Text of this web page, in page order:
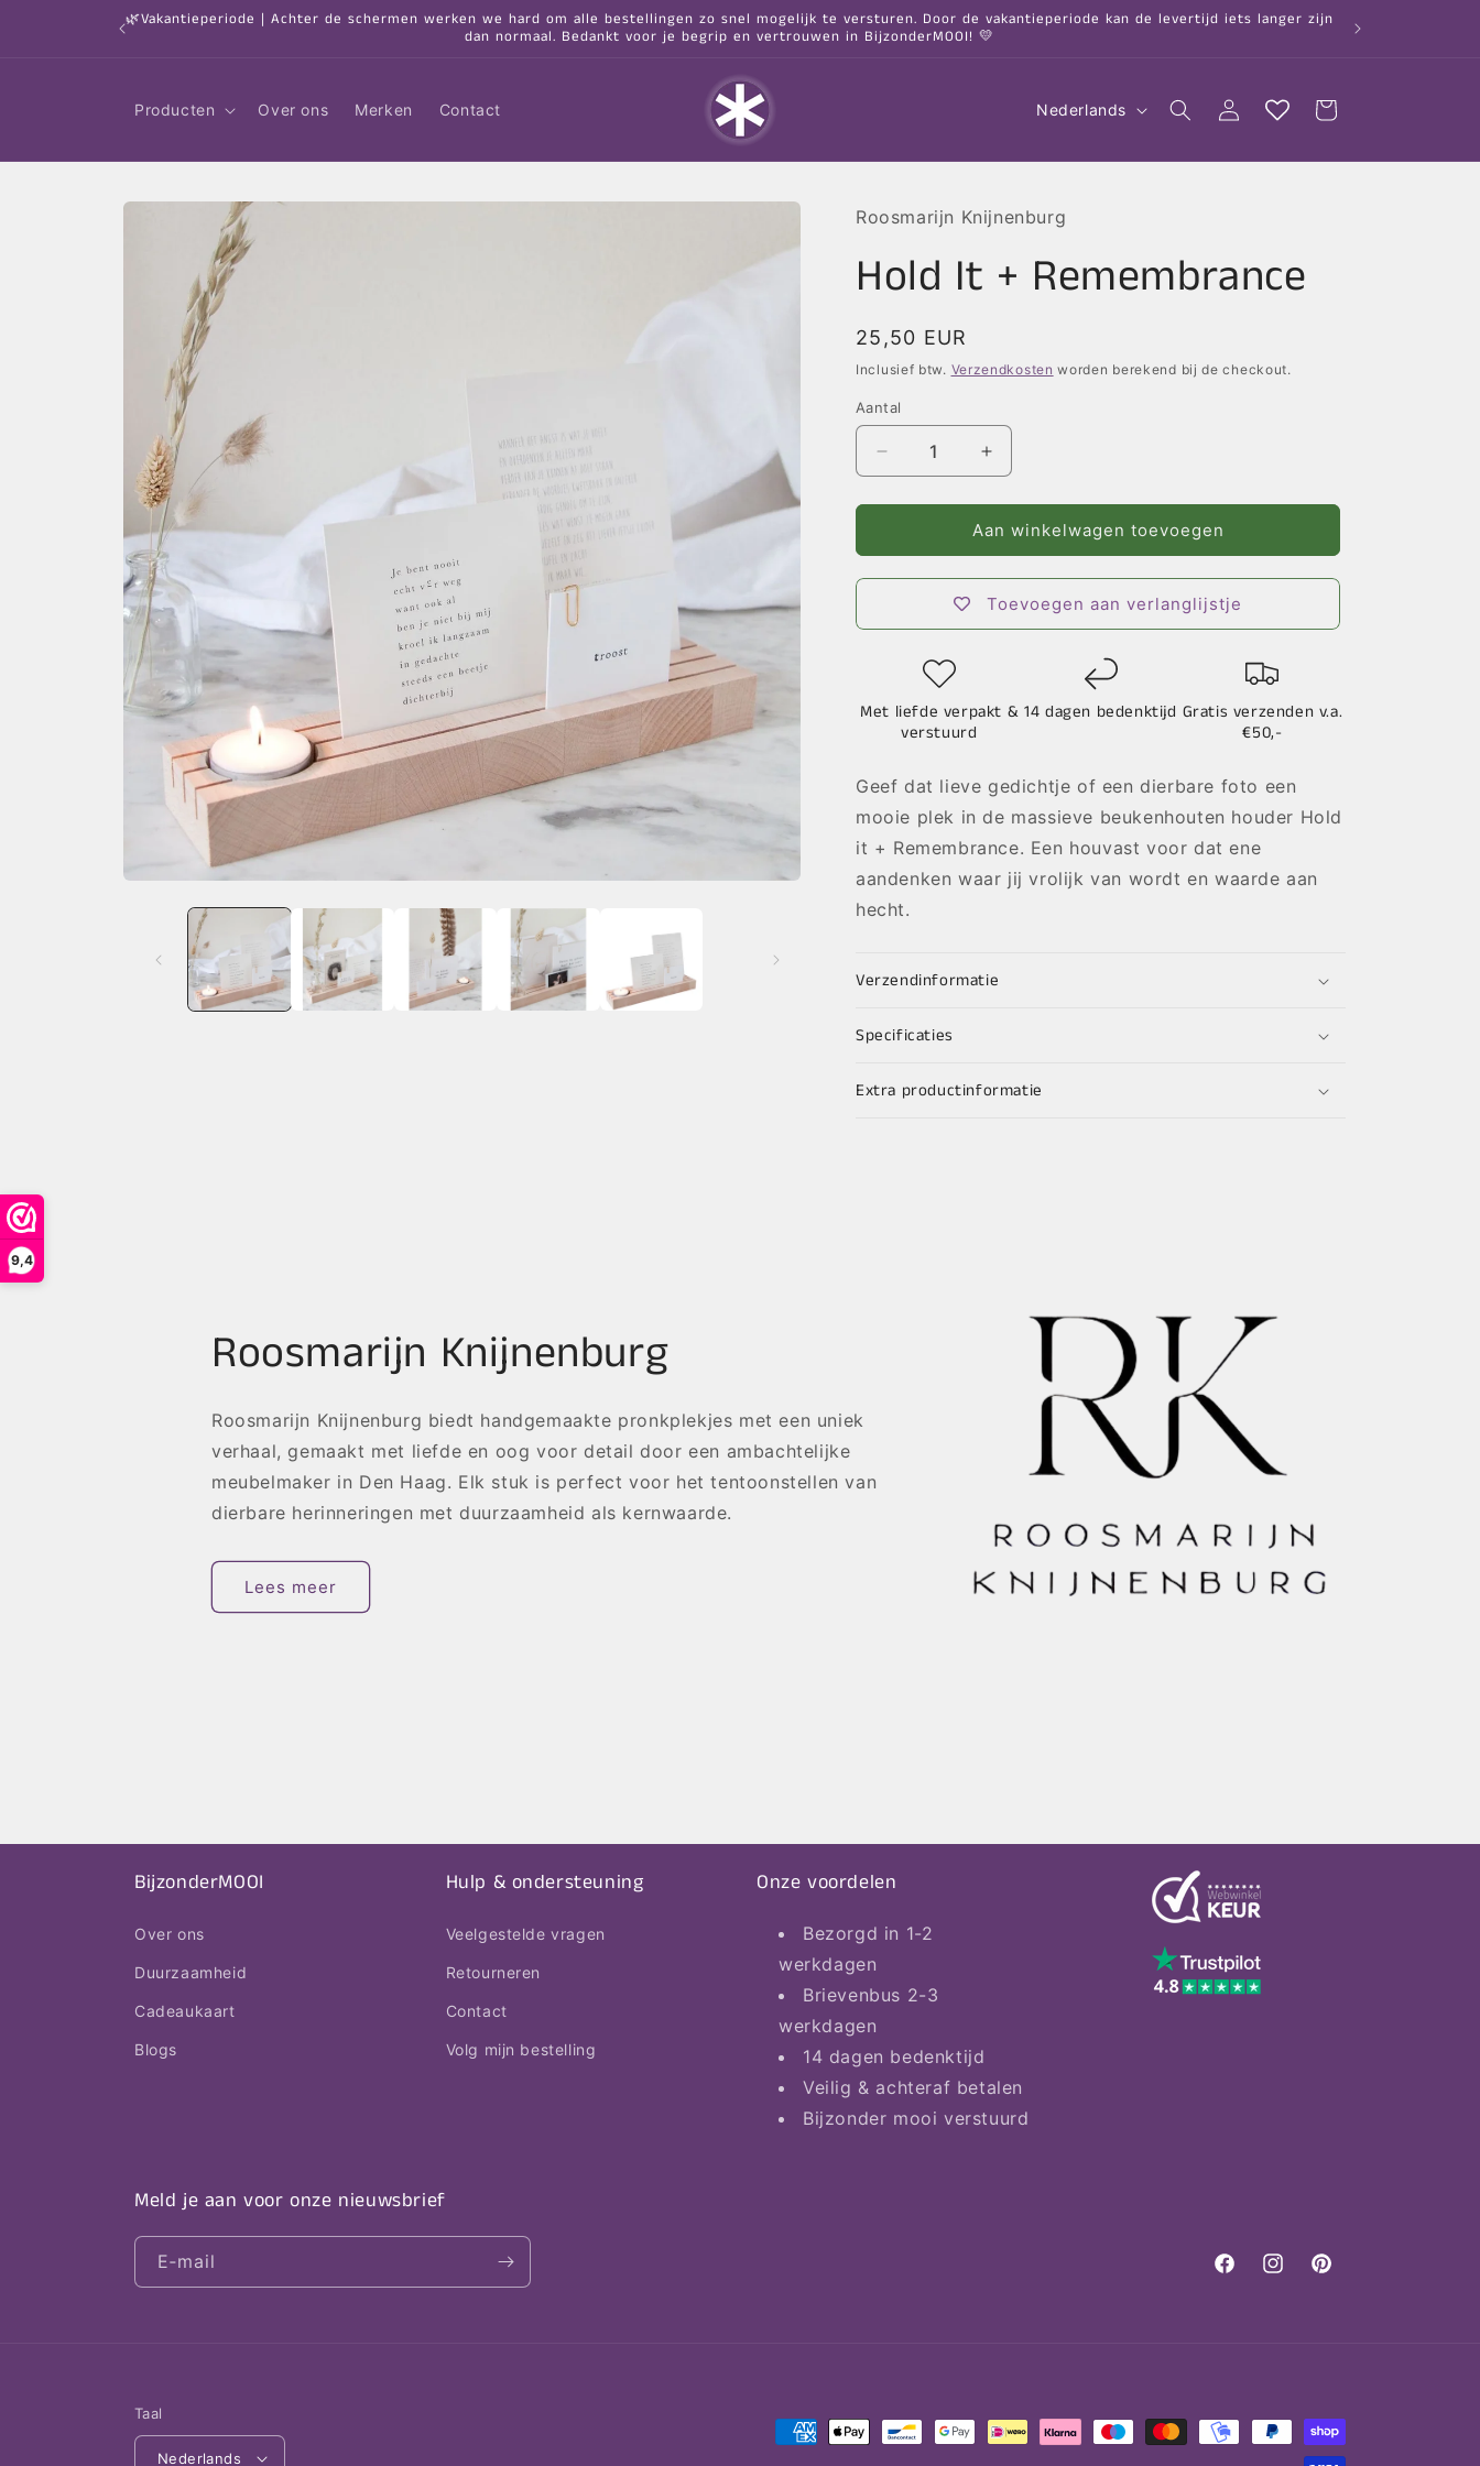
9,4
🌿Vakantieperiode | Achter de schermen werken we hard om alle bestellingen zo snel mogelijk te versturen. Door de vakantieperiode kan de levertijd iets langer zijn
dan normaal. Bedankt voor je begrip en vertrouwen in BijzonderMOOI! 💛
Producten Over ons Merken Contact
a
l
Nederlands Inloggen Winkelwagen
Ga direct naar
productinformatie
Roosmarijn Knijnenburg
Hold It + Remembrance
Normale
prijs
25,50 EUR
Inclusief btw. Verzendkosten worden berekend bij de checkout.
Aantal
Aantal
verlagen
voor
It
+
Remembrance
Aantal
verhogen
voor
Hold
It
+
Remembrance
Aan winkelwagen toevoegen
Toevoegen aan verlanglijstje
Met liefde verpakt &
verstuurd
14 dagen bedenktijd Gratis verzenden v.a.
€50,-
Geef dat lieve gedichtje of een dierbare foto een
mooie plek in de massieve beukenhouten houder Hold
it + Remembrance. Een houvast voor dat ene
aandenken waar jij vrolijk van wordt en waarde aan
hecht.
Verzendinformatie
Specificaties
Extra productinformatie
Roosmarijn Knijnenburg
Roosmarijn Knijnenburg biedt handgemaakte pronkplekjes met een uniek
verhaal, gemaakt met liefde en oog voor detail door een ambachtelijke
meubelmaker in Den Haag. Elk stuk is perfect voor het tentoonstellen van
dierbare herinneringen met duurzaamheid als kernwaarde.
Lees meer
BijzonderMOOI
Over ons
Duurzaamheid
Cadeaukaart
Blogs
Hulp & ondersteuning
Veelgestelde vragen
Retourneren
Contact
Volg mijn bestelling
Onze voordelen
Bezorgd in 1-2
werkdagen
Brievenbus 2-3
werkdagen
14 dagen bedenktijd
Veilig & achteraf betalen
Bijzonder mooi verstuurd
Meld je aan voor onze nieuwsbrief
E‑mail
FacebookInstagramPinterest
Taal
Nederlands
Betaalmethoden